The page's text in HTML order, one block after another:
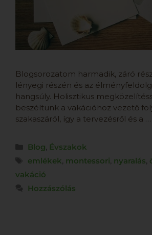
Blogsorozatom harmadik, záró
lényegi részén és az
hangsúly. Holisztikus
beszéltünk a vakációhoz vezető
szakaszáról, így a tervezésről és a …
Blog, Évszakok
emlékek, montessori, nyaralás,
vakáció
Hozzászólás